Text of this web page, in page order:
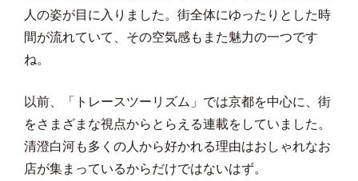
人の姿が目に入りました。街全体にゆったりとした時
間が流れていて、その空気感もまた魅力の一つです
ね。
以前、「トレースツーリズム」では京都を中心に、街
をさまざまな視点からとらえる連載をしていました。
清澄白河も多くの人から好かれる理由はおしゃれなお
店が集まっているからだけではないはず。